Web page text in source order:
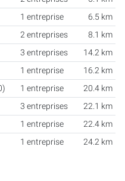
1 entreprise
6.5 km
2 entreprises
8.1 km
3 entreprises
14.2 km
1 entreprise
16.2 km
1 entreprise
20.4 km
3 entreprises
22.1 km
1 entreprise
22.4 km
1 entreprise 24.2 km